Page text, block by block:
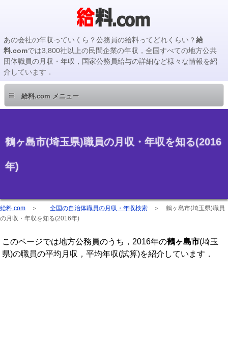
あの会社の年収っていくら？公務員の給料ってどれくらい？給
料.comでは3,800社以上の民間企業の年収，全国すべての地方公共
団体職員の月収・年収，国家公務員給与の詳細など様々な情報を紹
介しています．
≡ 給料.com メニュー
鶴ヶ島市(埼玉県)職員の月収・年収を知る(2016
年)
給料.com ＞ 全国の自治体職員の月収・年収検索 ＞ 鶴ヶ島市(埼玉県)職員
の月収・年収を知る(2016年)
このページでは地方公務員のうち，2016年の鶴ヶ島市(埼玉
県)の職員の平均月収，平均年収(試算)を紹介しています．